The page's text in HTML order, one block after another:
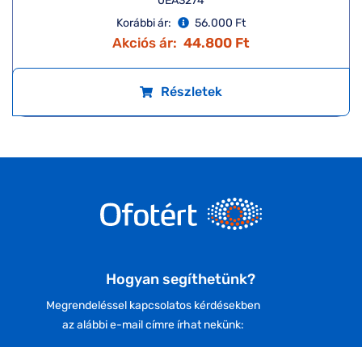
Korábbi ár:
56.000 Ft
Akciós ár: 44.800 Ft
Részletek
Hogyan segíthetünk?
Megrendeléssel kapcsolatos kérdésekben
az alábbi e-mail címre írhat nekünk: